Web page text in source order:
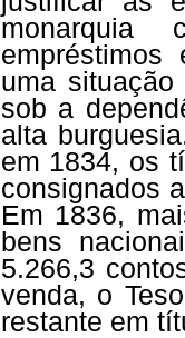
monarquia
empréstimos
uma
sob a
alta
em 1834, os
consignados
Em 1836,
bens
5.266,3
venda, o
restante em